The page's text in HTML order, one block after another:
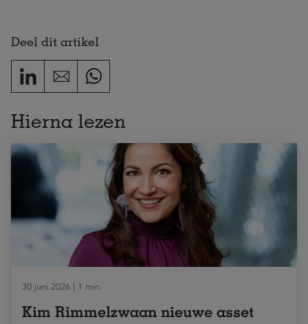
Deel dit artikel
Hierna lezen
30 juni 2026 | 1 min.
Kim Rimmelzwaan nieuwe asset